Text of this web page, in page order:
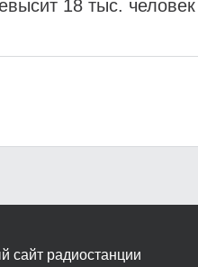
18 тыс. человек
радиостанции